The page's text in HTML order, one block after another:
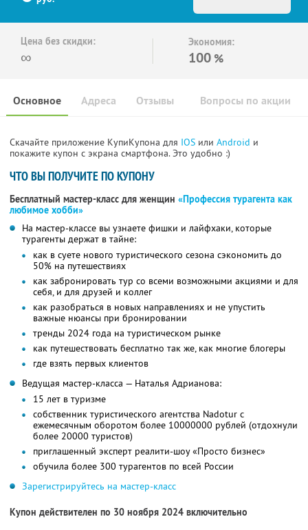
Цена без скидки:
∞
Экономия:
100 %
Основное Отзывы Вопросы по акции
Адреса
Скачайте приложение КупиКупона для IOS или Android и
покажите купон с экрана смартфона. Это удобно :)
ЧТО ВЫ ПОЛУЧИТЕ ПО КУПОНУ
Бесплатный мастер-класс для женщин «Профессия турагента как
любимое хобби»
На мастер-классе вы узнаете фишки и лайфхаки, которые
турагенты держат в тайне:
как в суете нового туристического сезона сэкономить до
50% на путешествиях
как забронировать тур со всеми возможными акциями и для
себя, и для друзей и коллег
как разобраться в новых направлениях и не упустить
важные нюансы при бронировании
тренды 2024 года на туристическом рынке
как путешествовать бесплатно так же, как многие блогеры
где взять первых клиентов
Ведущая мастер-класса — Наталья Адрианова:
15 лет в туризме
собственник туристического агентства Nadotur с
ежемесячным оборотом более 10000000 рублей (отдохнули
более 20000 туристов)
приглашенный эксперт реалити-шоу «Просто бизнес»
обучила более 300 турагентов по всей России
Зарегистрируйтесь на мастер-класс
Купон действителен по 30 ноября 2024 включительно